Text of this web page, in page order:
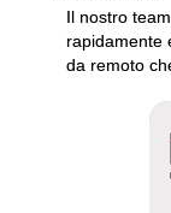
Il nostro
rapidamente
da remoto